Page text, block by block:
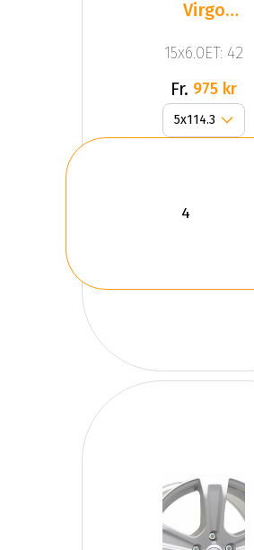
Virgo
15x6.0ET: 42
Fr. 975 kr